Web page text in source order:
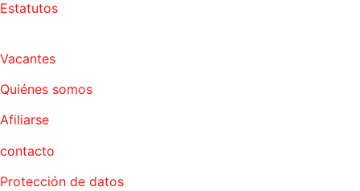
Estatutos
Vacantes
Quiénes somos
Afiliarse
contacto
Protección de datos